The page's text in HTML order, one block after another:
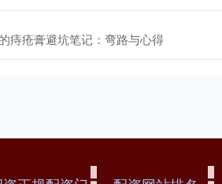
痔疮膏避坑笔记：弯路与心得